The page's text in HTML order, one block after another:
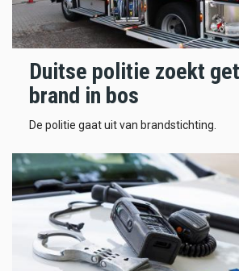
Duitse politie zoekt
brand in bos
De politie gaat uit van brandstichting.